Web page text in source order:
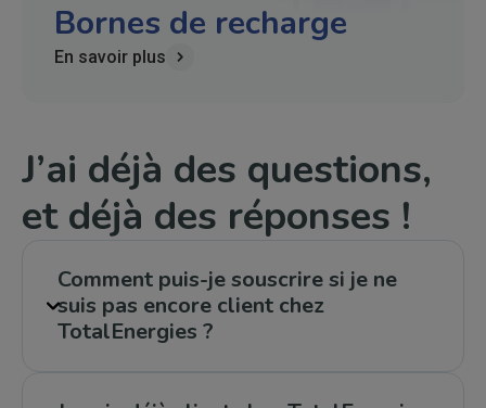
Bornes de recharge
En savoir plus
J’ai déjà des questions,
et déjà des réponses !
Comment puis-je souscrire si je ne
suis pas encore client chez
TotalEnergies ?